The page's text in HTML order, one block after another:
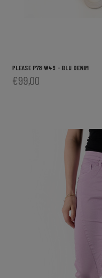
PLEASE P78 W49 - BLU DENIM
€99,00